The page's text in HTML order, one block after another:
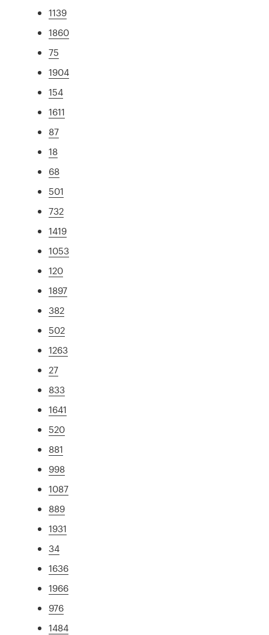
1139
1860
75
1904
154
1611
87
18
68
501
732
1419
1053
120
1897
382
502
1263
27
833
1641
520
881
998
1087
889
1931
34
1636
1966
976
1484